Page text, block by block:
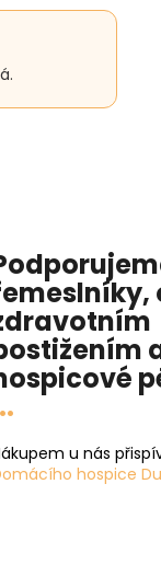
u nás
hospice